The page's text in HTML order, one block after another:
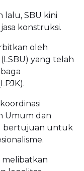
SBU kini
konstruksi.
oleh
yang telah
Umum dan
bertujuan untuk
melibatkan